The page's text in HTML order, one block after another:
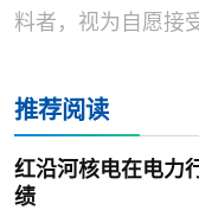
料者，视为自愿接
推荐阅读
红沿河核电在电力
绩